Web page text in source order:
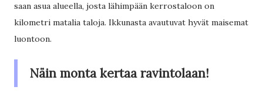
saan asua alueella, josta lähimpään kerrostaloon on
kilometri matalia taloja. Ikkunasta avautuvat hyvät maisemat
luontoon.
Näin monta kertaa ravintolaan!